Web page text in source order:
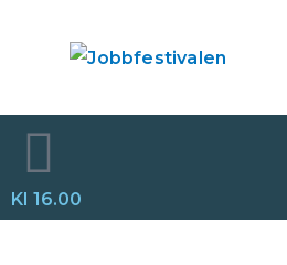
Kl 16.00